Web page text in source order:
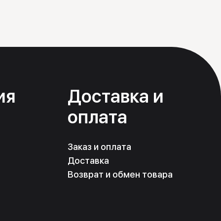
Доставка и
оплата
Заказ и оплата
Доставка
Возврат и обмен товара